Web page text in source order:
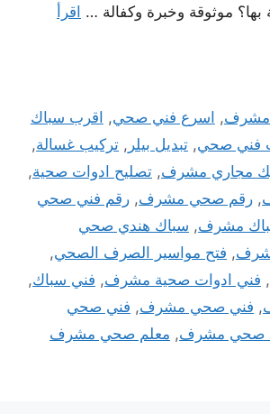
بها؟ موثوقة وخبرة وكفالة … اقرأ
مشرف, اسرع فني صحي, اقرب سباك
فني صحي, تبديل بيلر , تركيب غسالة,
مجاري مشرف, تصليح ادوات صحية,
, رقم صحي مشرف, رقم فني صحي
مشرف, سباك هندي صحي
, فتح مواسير الصرف الصحي,
, فني ادوات صحية مشرف, فني سباك,
, فني صحي مشرف, فني صحي
صحي مشرف, معلم صحي مشرف